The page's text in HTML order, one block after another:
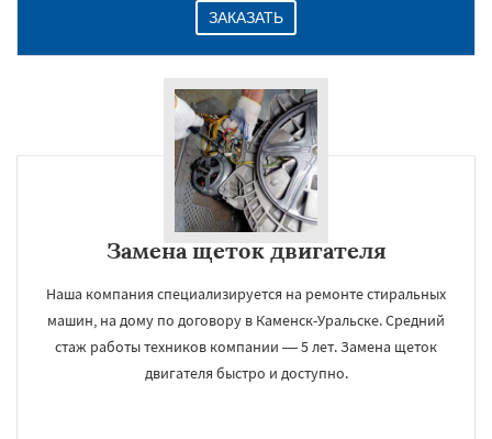
ЗАКАЗАТЬ
Замена щеток двигателя
Наша компания специализируется на ремонте стиральных
машин, на дому по договору в Каменск-Уральске. Средний
стаж работы техников компании — 5 лет. Замена щеток
двигателя быстро и доступно.